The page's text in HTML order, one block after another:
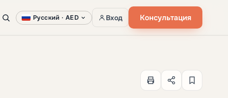
Русский · AED Вход Консультация